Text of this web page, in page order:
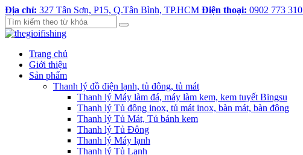
Địa chỉ: 327 Tân Sơn, P15, Q.Tân Bình, TP.HCM Điện thoại: 0902 773 310
Trang chủ
Giới thiệu
Sản phẩm
Thanh lý đồ điện lạnh, tủ đông, tủ mát
Thanh lý Máy làm đá, máy làm kem, kem tuyết Bingsu
Thanh lý Tủ đông inox, tủ mát inox, bàn mát, bàn đông
Thanh lý Tủ Mát, Tủ bánh kem
Thanh lý Tủ Đông
Thanh lý Máy lạnh
Thanh lý Tủ Lạnh